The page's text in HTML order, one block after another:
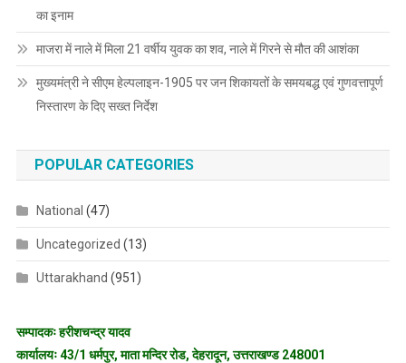
का इनाम
माजरा में नाले में मिला 21 वर्षीय युवक का शव, नाले में गिरने से मौत की आशंका
मुख्यमंत्री ने सीएम हेल्पलाइन-1905 पर जन शिकायतों के समयबद्ध एवं गुणवत्तापूर्ण
निस्तारण के दिए सख्त निर्देश
POPULAR CATEGORIES
National (47)
Uncategorized (13)
Uttarakhand (951)
सम्पादकः हरीशचन्द्र यादव
कार्यालयः 43/1 धर्मपुर, माता मन्दिर रोड, देहरादून, उत्तराखण्ड 248001